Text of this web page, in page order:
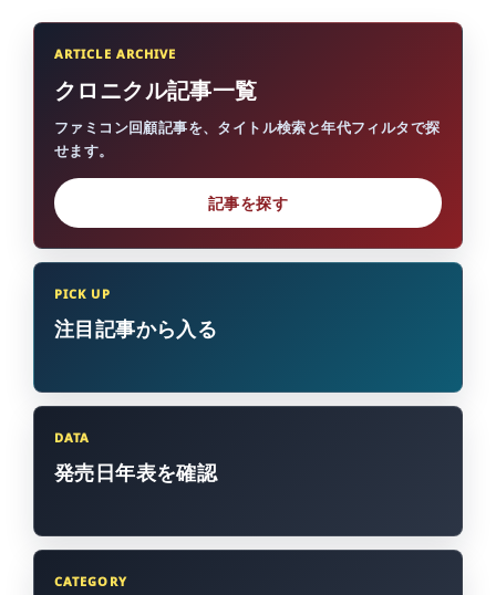
ARTICLE ARCHIVE
クロニクル記事一覧
ファミコン回顧記事を、タイトル検索と年代フィルタで探
せます。
PICK UP
注目記事から入る
DATA
発売日年表を確認
CATEGORY